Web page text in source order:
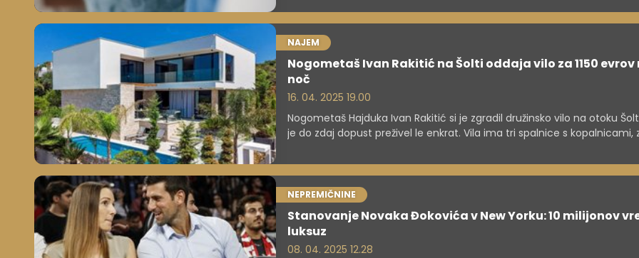
socialnovarstvene storitve krila blagajna.
NAJEM
Nogometaš Ivan Rakitić na Šolti oddaja vilo za 1150 evrov
noč
16. 04. 2025 19.00
Nogometaš Hajduka Ivan Rakitić si je zgradil družinsko vilo na otoku
je do zdaj dopust preživel le enkrat. Vila ima tri spalnice s kopalnicami,
NEPREMIČNINE
Stanovanje Novaka Đokovića v New Yorku: 10 milijonov
luksuz
08. 04. 2025 12.28